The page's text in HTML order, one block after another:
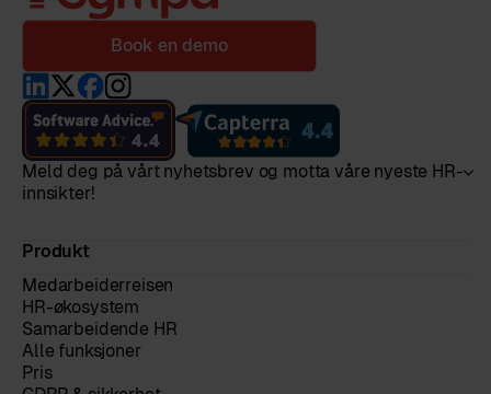
Book en demo
Meld deg på vårt nyhetsbrev og motta våre nyeste HR-
innsikter!
Produkt
Medarbeiderreisen
HR-økosystem
Samarbeidende HR
Alle funksjoner
Pris